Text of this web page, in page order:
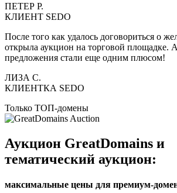
ПЕТЕР Р.
КЛИЕНТ SEDO
После того как удалось договориться о
открыла аукцион на торговой площадке.
предложения стали еще одним плюсом!
ЛИЗА С.
КЛИЕНТКА SEDO
Только ТОП-домены
Аукцион GreatDomains и
тематический аукцион:
максимальные цены для премиум-